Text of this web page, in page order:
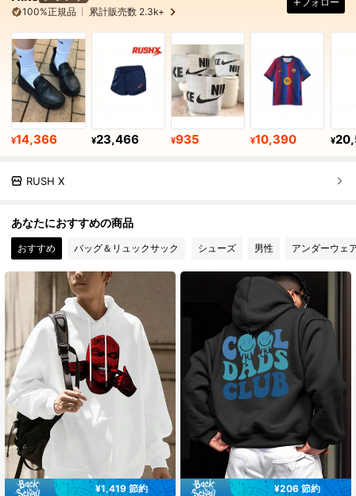
100%正規品 累計販売数 2.3k+
¥14,366 ¥23,466 ¥935 ¥10,390 ¥
RUSH X
あなたにおすすめの商品
おすすめ バッグ＆リュックサック シューズ 男性 アンダーウェ
¥1,419 節約
¥206 節約